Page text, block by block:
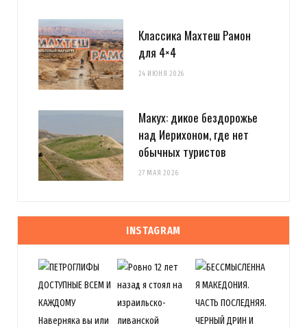
Классика Махтеш Рамон
для 4×4
24 ИЮНЯ 2026
Макух: дикое бездорожье
над Иерихоном, где нет
обычных туристов
27 МАЯ 2026
INSTAGRAM